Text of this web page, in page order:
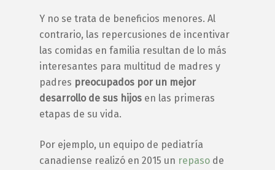
Y no se trata de beneficios menores. Al
contrario, las repercusiones de incentivar
las comidas en familia resultan de lo más
interesantes para multitud de madres y
padres preocupados por un mejor
desarrollo de sus hijos en las primeras
etapas de su vida.
Por ejemplo, un equipo de pediatría
canadiense realizó en 2015 un repaso de